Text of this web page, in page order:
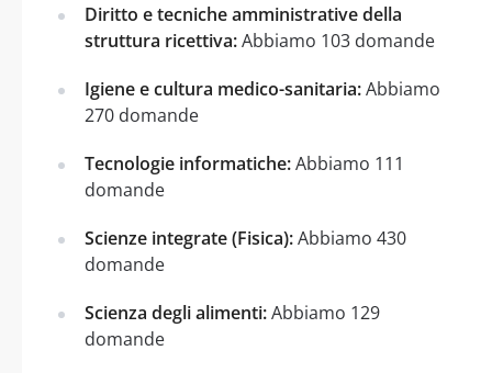
Diritto e tecniche amministrative della
struttura ricettiva:Abbiamo 103 domande
Igiene e cultura medico-sanitaria:Abbiamo
270 domande
Tecnologie informatiche:Abbiamo 111
domande
Scienze integrate (Fisica):Abbiamo 430
domande
Scienza degli alimenti:Abbiamo 129
domande